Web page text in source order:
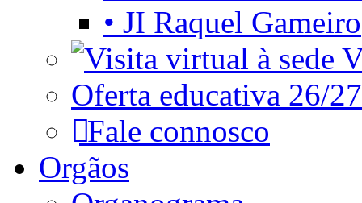
• JI Raquel Gameiro
Oferta educativa 26/27
Fale connosco
Orgãos